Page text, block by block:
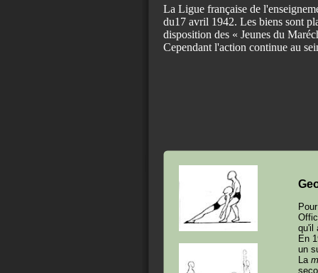
La Ligue française de
du17 avril 1942. Les biens sont
disposition des « Jeunes du
Cependant l'action continue au
qu'il
En
un
La